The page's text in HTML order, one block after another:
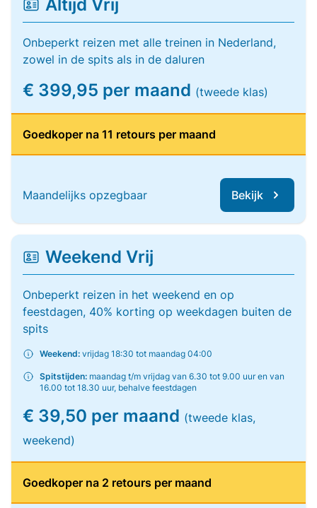
Altijd Vrij
Onbeperkt reizen met alle treinen in Nederland,
zowel in de spits als in de daluren
€ 399,95 per maand (tweede klas)
Goedkoper na 11 retours per maand
Maandelijks opzegbaar Bekijk
Weekend Vrij
Onbeperkt reizen in het weekend en op
feestdagen, 40% korting op weekdagen buiten de
spits
Weekend: vrijdag 18:30 tot maandag 04:00
Spitstijden: maandag t/m vrijdag van 6.30 tot 9.00 uur en van
16.00 tot 18.30 uur, behalve feestdagen
€ 39,50 per maand (tweede klas,
weekend)
Goedkoper na 2 retours per maand